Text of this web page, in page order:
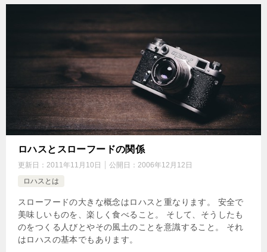
ロハスとスローフードの関係
更新日： 2011年11月10日 公開日： 2006年12月12日
ロハスとは
スローフードの大きな概念はロハスと重なります。 安全で
美味しいものを、楽しく食べること。 そして、そうしたも
のをつくる人びとやその風土のことを意識すること。 それ
はロハスの基本でもあります。